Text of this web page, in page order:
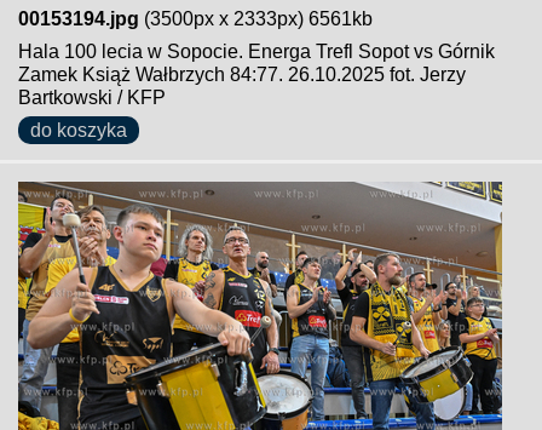
00153194.jpg (3500px x 2333px) 6561kb
Hala 100 lecia w Sopocie. Energa Trefl Sopot vs Górnik
Zamek Książ Wałbrzych 84:77. 26.10.2025 fot. Jerzy
Bartkowski / KFP
do koszyka